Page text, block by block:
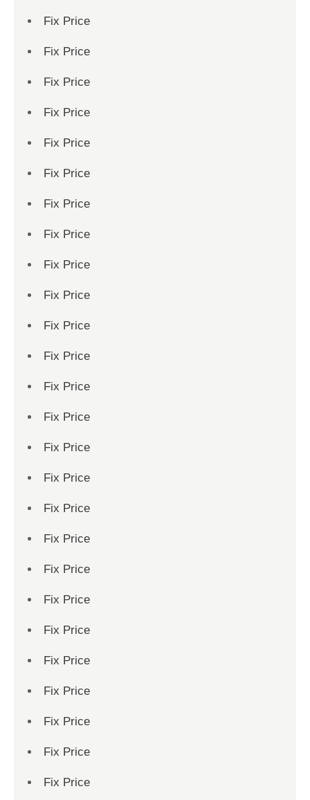
Fix Price
Fix Price
Fix Price
Fix Price
Fix Price
Fix Price
Fix Price
Fix Price
Fix Price
Fix Price
Fix Price
Fix Price
Fix Price
Fix Price
Fix Price
Fix Price
Fix Price
Fix Price
Fix Price
Fix Price
Fix Price
Fix Price
Fix Price
Fix Price
Fix Price
Fix Price